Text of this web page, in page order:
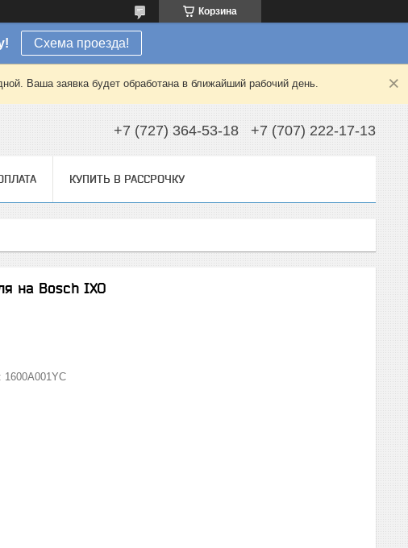
Корзина
Схема проезда!
Ваша заявка будет обработана в ближайший рабочий день.
+7 (727) 364-53-18 +7 (707) 222-17-13
КУПИТЬ В РАССРОЧКУ
на Bosch IXO
1600A001YC